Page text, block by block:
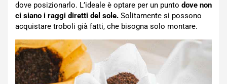
dove posizionarlo. L’ideale è optare per un punto dove non
ci siano i raggi diretti del sole. Solitamente si possono
acquistare troboli già fatti, che bisogna solo montare.